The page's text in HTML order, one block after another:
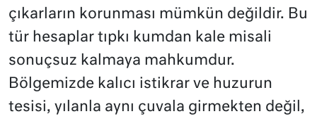
çıkarların korunması mümkün değildir. Bu
tür hesaplar tıpkı kumdan kale misali
sonuçsuz kalmaya mahkumdur.
Bölgemizde kalıcı istikrar ve huzurun
tesisi, yılanla aynı çuvala girmekten değil,